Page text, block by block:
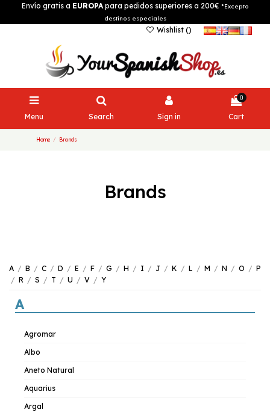
Envío gratis a EUROPApara pedidos superiores a 200€ *Excepto
destinos especiales
Wishlist ()
Menu Search Sign in
0
Cart
Home Brands
Brands
A / B / C / D / E / F / G / H / I / J / K / L / M / N / O / P
/ R / S / T / U / V / Y
A
Agromar
Albo
Aneto Natural
Aquarius
Argal